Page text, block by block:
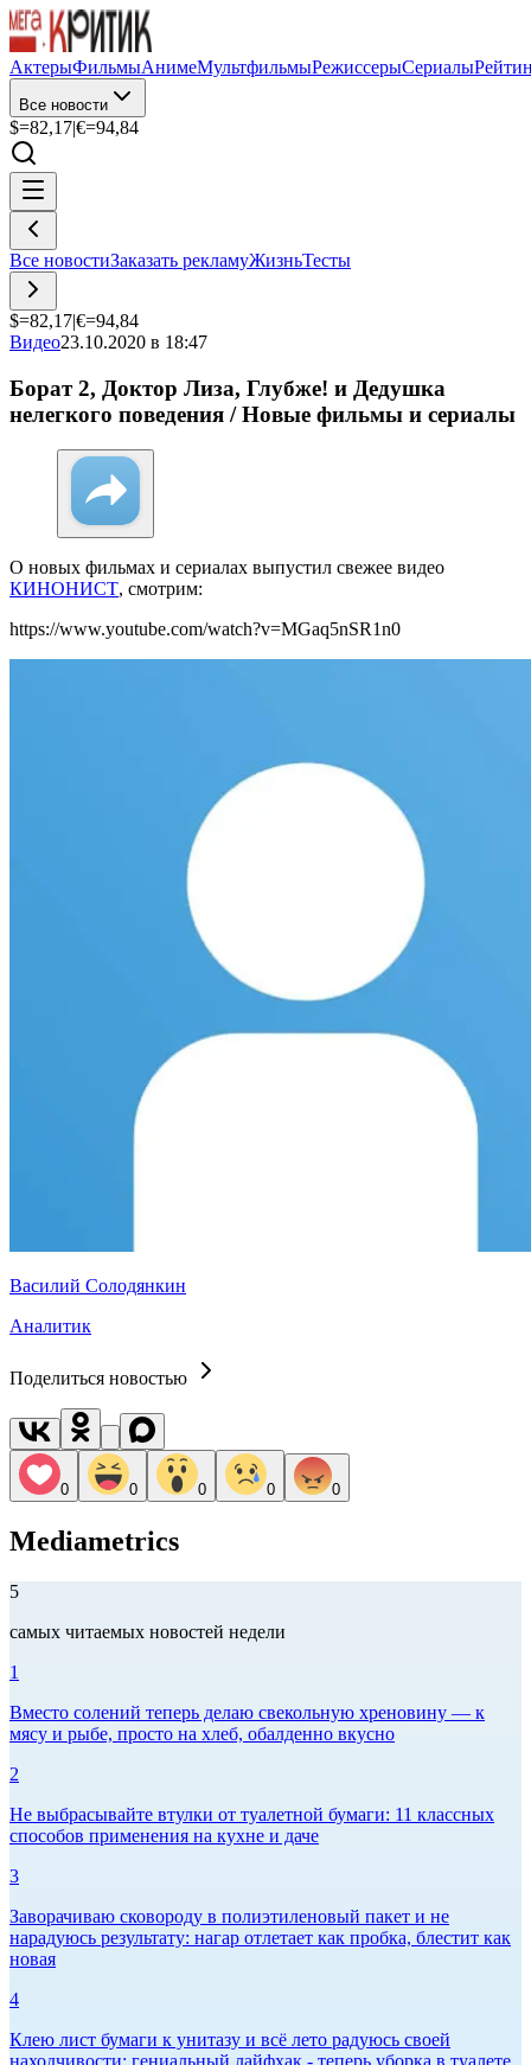
АктерыФильмыАнимеМультфильмыРежиссерыСериалы
Все новости
$=82,17|€=94,84
Все новостиЗаказать рекламуЖизньТесты
$=82,17|€=94,84
Видео23.10.2020 в 18:47
Борат 2, Доктор Лиза, Глубже! и Дедушка
нелегкого поведения / Новые фильмы и сериалы
О новых фильмах и сериалах выпустил свежее видео
КИНОНИСТ, смотрим:
https://www.youtube.com/watch?v=MGaq5nSR1n0
Василий Солодянкин
Аналитик
Поделиться новостью
0 0 0 0 0
Mediametrics
5
самых читаемых новостей недели
1
Вместо солений теперь делаю свекольную хреновину — к
мясу и рыбе, просто на хлеб, обалденно вкусно
2
Не выбрасывайте втулки от туалетной бумаги: 11 классных
способов применения на кухне и даче
3
Заворачиваю сковороду в полиэтиленовый пакет и не
нарадуюсь результату: нагар отлетает как пробка, блестит как
новая
4
Клею лист бумаги к унитазу и всё лето радуюсь своей